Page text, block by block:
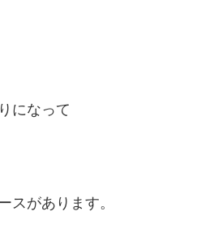
になって
があります。